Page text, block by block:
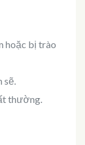
hoặc bị trào
sẽ.
thường.